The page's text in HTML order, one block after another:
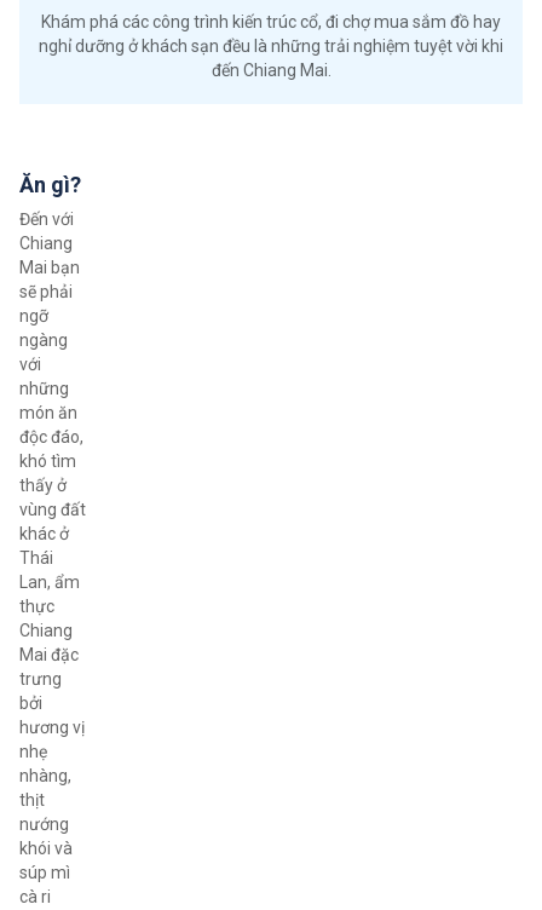
Khám phá các công trình kiến trúc cổ, đi chợ mua sắm đồ hay
nghỉ dưỡng ở khách sạn đều là những trải nghiệm tuyệt vời khi
đến Chiang Mai.
Ăn gì?
Đến với
Chiang
Mai bạn
sẽ phải
ngỡ
ngàng
với
những
món ăn
độc đáo,
khó tìm
thấy ở
vùng đất
khác ở
Thái
Lan, ẩm
thực
Chiang
Mai đặc
trưng
bởi
hương vị
nhẹ
nhàng,
thịt
nướng
khói và
súp mì
cà ri